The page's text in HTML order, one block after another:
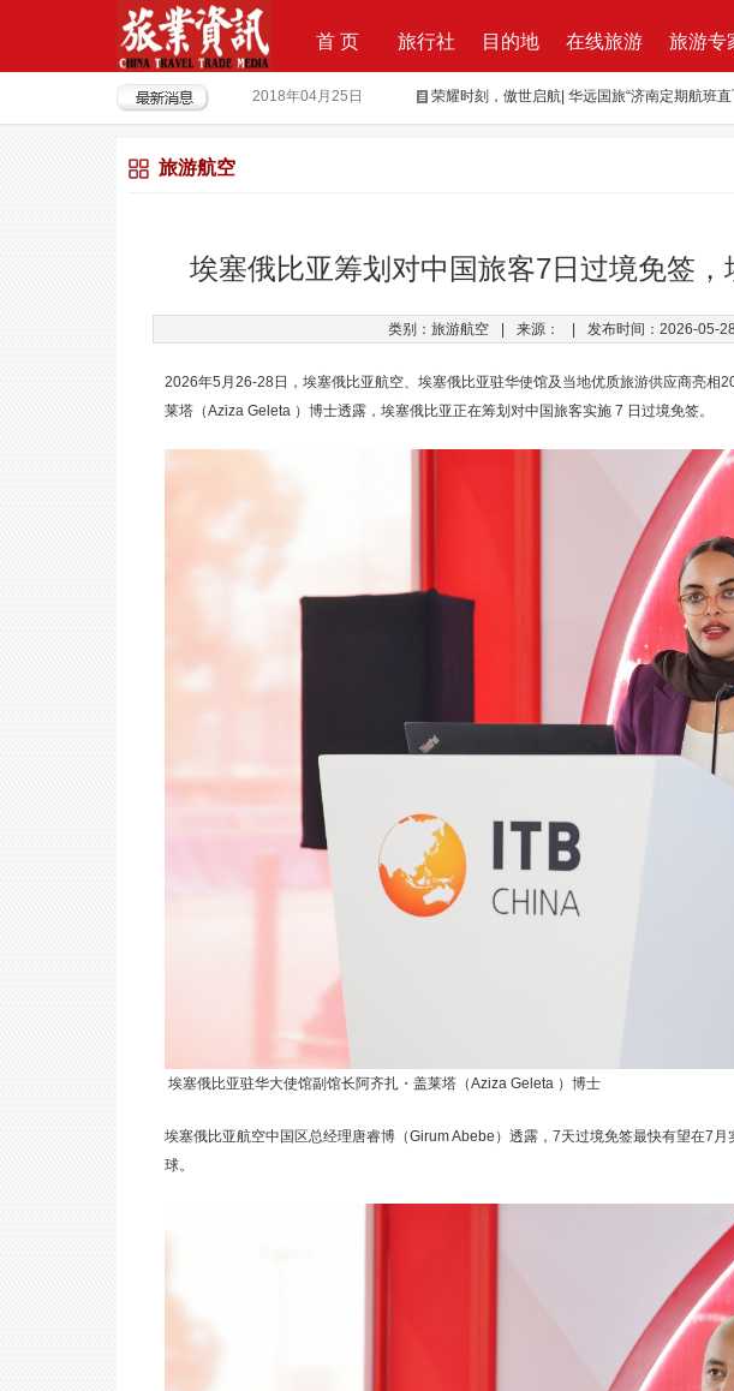
首 页 旅行社 目的地 在线旅游 旅游专
2017年09月29日 Produktvermarktung Leistungsbeschreibung
2018年04月28日 重磅|云地接全资收购蘑菇旅行 打造加强版全球
荣耀时刻，傲世启航| 华远国旅“济南定期航班直
旅游航空
埃塞俄比亚筹划对中国旅客7日过境免签
类别：旅游航空 来源： 发布时间：2026-05-
2026年5月26-28日，埃塞俄比亚航空、埃塞俄比亚驻华使馆及当地优质旅游供应商亮相
莱塔（Aziza Geleta ）博士透露，埃塞俄比亚正在筹划对中国旅客实施 7 日过境免签。
埃塞俄比亚驻华大使馆副馆长阿齐扎・盖莱塔（Aziza Geleta ）博士
埃塞俄比亚航空中国区总经理唐睿博（Girum Abebe）透露，7天过境免签最快有望在7
球。